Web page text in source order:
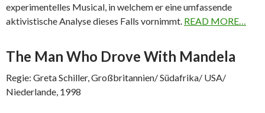
experimentelles Musical, in welchem er eine umfassende
aktivistische Analyse dieses Falls vornimmt. READ MORE…
The Man Who Drove With Mandela
Regie: Greta Schiller, Großbritannien/ Südafrika/ USA/
Niederlande, 1998